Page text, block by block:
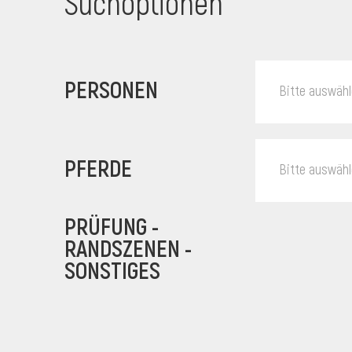
PERSONEN Bitte
PFERDE Bitte
PRÜFUNG -
RANDSZENEN -
SONSTIGES